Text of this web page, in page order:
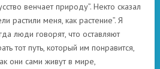
венчает природу”. Некто сказал
растили меня, как растение”. Я
люди говорят, что оставляют
тот путь, который им понравится,
они сами живут в мире,